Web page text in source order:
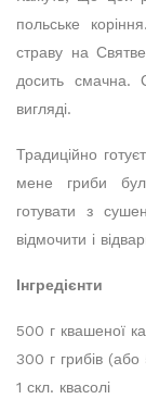
польське
страву на
досить смачна.
вигляді.
Традиційно
мене гриби
готувати з
відмочити і
Інгредієнти
500 г квашеної
300 г грибів
1 скл. квасолі